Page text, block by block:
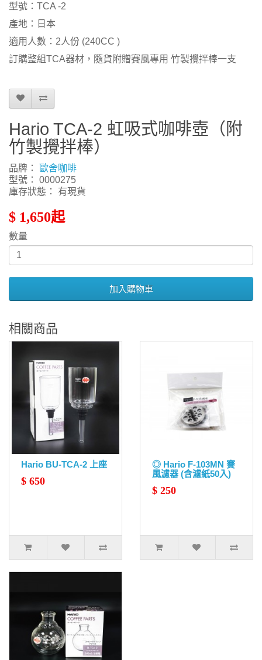
型號：TCA -2
產地：日本
適用人數：2人份 (240CC )
訂購整組TCA器材，隨貨附贈賽風專用 竹製攪拌棒一支
Hario TCA-2 虹吸式咖啡壺（附
竹製攪拌棒）
品牌：
歐舍咖啡
型號： 0000275
庫存狀態： 有現貨
$ 1,650起
數量
加入購物車
相關商品
Hario BU-TCA-2 上座
$ 650
◎ Hario F-103MN 賽
風濾器 (含濾紙50入)
$ 250